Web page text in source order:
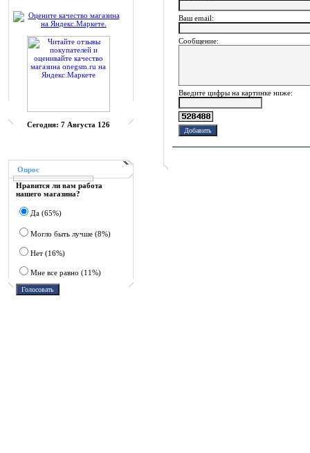
Сегодня: 7 Августа 126
Опрос
Нравится ли вам работа
нашего магазина?
Да (65%)
Могло быть лучше (8%)
Нет (16%)
Мне все равно (11%)
Ваш еmail:
Сообщение:
Введите цифры на картинке ниже: